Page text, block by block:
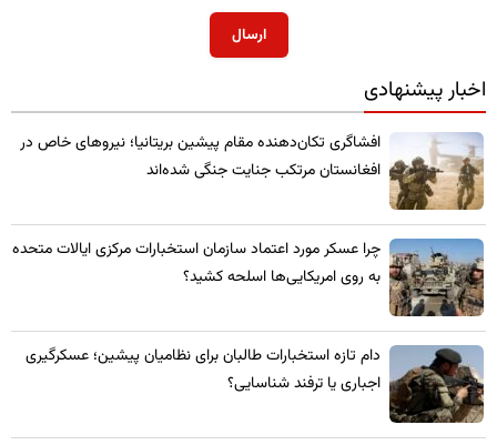
ارسال
اخبار پیشنهادی
​افشاگری تکان‌دهنده مقام پیشین بریتانیا؛ نیروهای خاص در
افغانستان مرتکب جنایت جنگی شده‌اند
چرا عسکر مورد اعتماد سازمان استخبارات مرکزی ایالات متحده
به روی امریکایی‌ها اسلحه کشید؟
​دام تازه استخبارات طالبان برای نظامیان پیشین؛ عسکرگیری
اجباری یا ترفند شناسایی؟